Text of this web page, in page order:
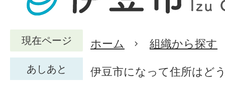
現在ページ ホーム 組織から探す
あしあと 伊豆市になって住所はど